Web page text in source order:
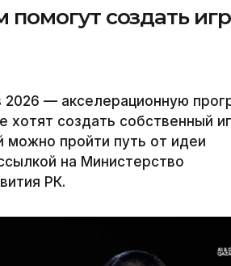
создать
2026 — акселерационную
хотят создать собственный
можно пройти путь от идеи
на Министерство
РК.